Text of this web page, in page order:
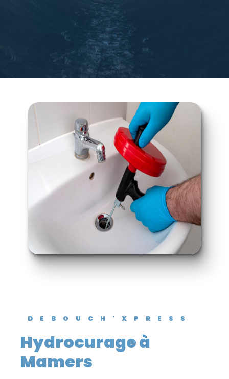
DEBOUCH'XPRESS
hydrocurage à
Mamers